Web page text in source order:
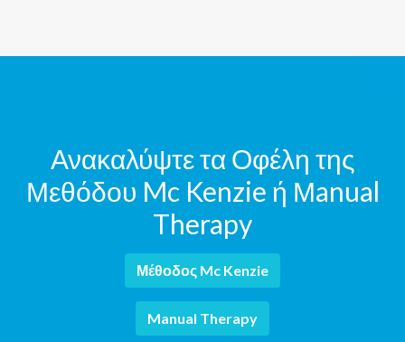
Ανακαλύψτε τα Οφέλη της
Μεθόδου Mc Kenzie ή Μanual
Therapy
Μέθοδος Mc Kenzie
Manual Therapy